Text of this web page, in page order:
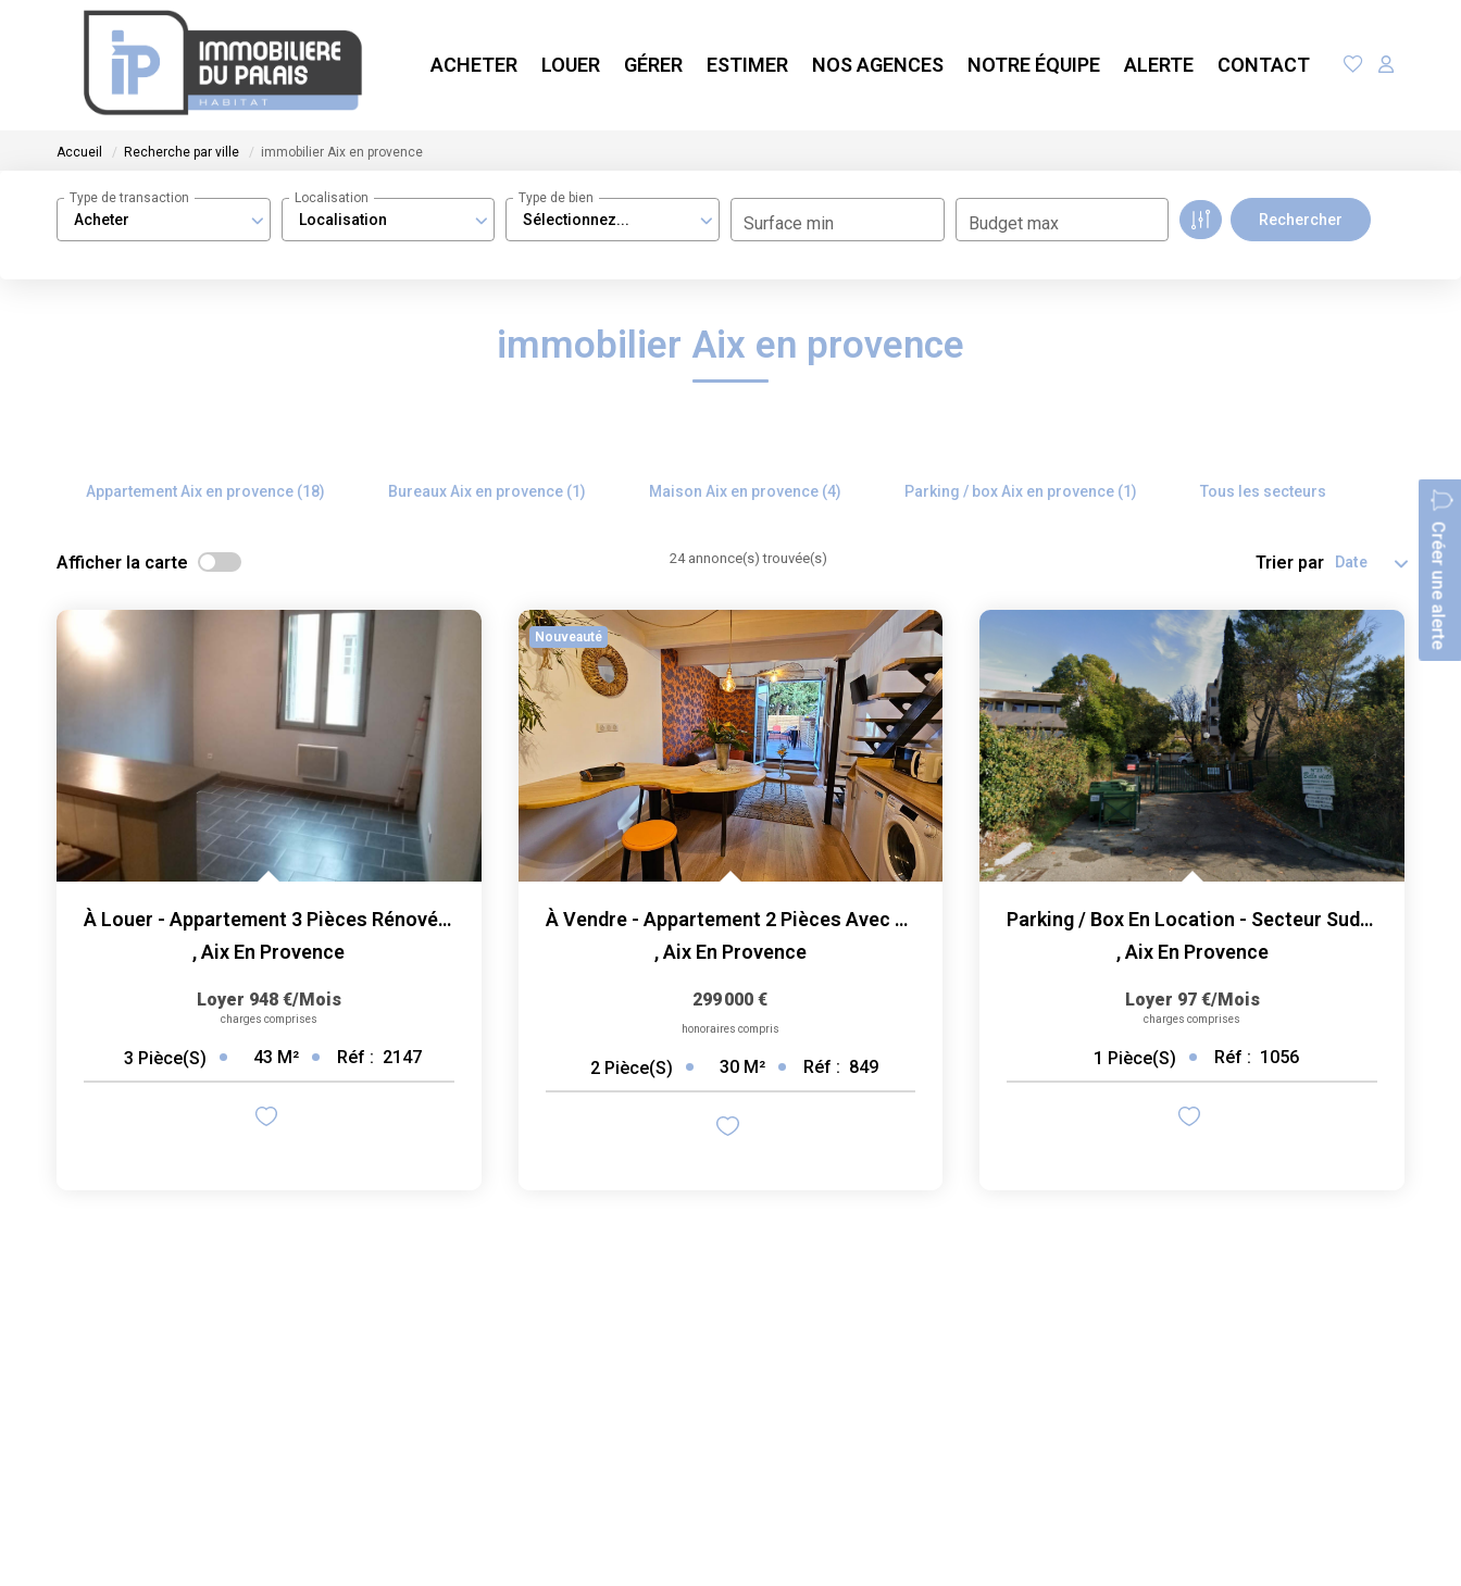
ACHETER LOUER GÉRER ESTIMER NOS AGENCES NOTRE ÉQUIPE ALERTE CONTACT
Accueil Recherche par ville immobilier Aix en provence
Acheter
Type de transaction
Localisation
Localisation
Sélectionnez...
Type de bien
Surface min Budget max
immobilier Aix en provence
Appartement Aix en provence (18) Bureaux Aix en provence (1) Maison Aix en provence (4) Parking / box Aix en provence (1) Tous les secteurs
Créer une alerte
Afficher la carte 24 annonce(s) trouvée(s) Trier par
À Louer - Appartement 3 Pièces Rénové 43 M² - Proche Cours...
,Aix En Provence
Loyer 948 €/mois
charges comprises
3 Pièce(s) 43 M² Réf : 2147
Nouveauté
À Vendre - Appartement 2 Pièces Avec Terrasse, Rénové...
,Aix En Provence
299 000 €
honoraires compris
2 Pièce(s) 30 M² Réf : 849
Parking / Box En Location - Secteur Sud (proche...
,Aix En Provence
Loyer 97 €/mois
charges comprises
1 Pièce(s) Réf : 1056